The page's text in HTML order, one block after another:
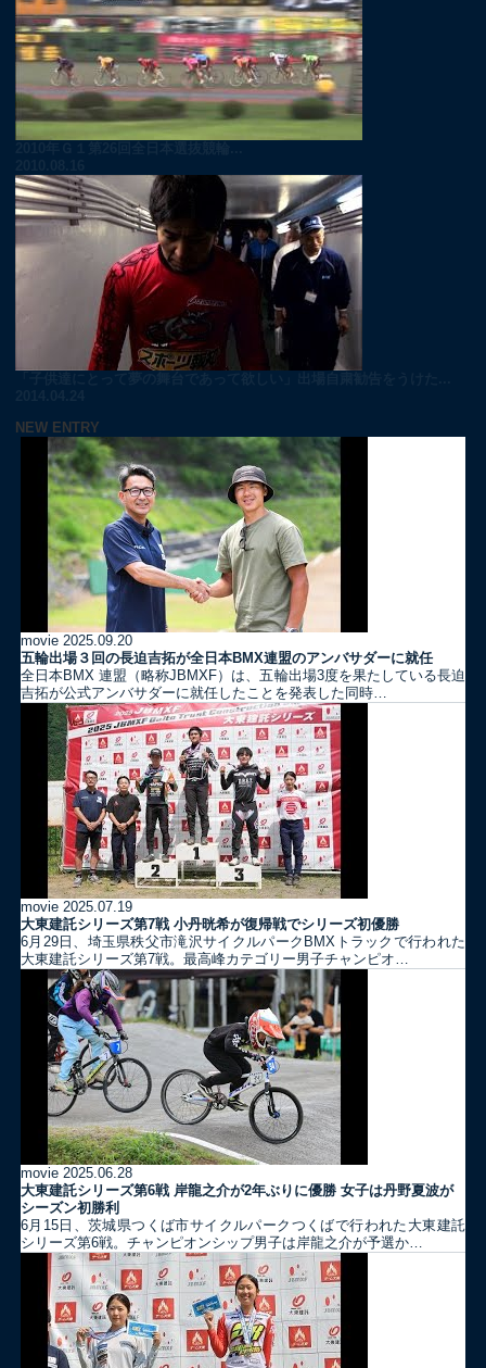
NEW ENTRY
movie 2025.09.20
五輪出場３回の長迫吉拓が全日本BMX連盟のアンバサダーに就任
全日本BMX 連盟（略称JBMXF）は、五輪出場3度を果たしている長迫
吉拓が公式アンバサダーに就任したことを発表した同時…
movie 2025.07.19
大東建託シリーズ第7戦 ⼩丹晄希が復帰戦でシリーズ初優勝
6月29日、埼玉県秩父市滝沢サイクルパークBMXトラックで行われた
大東建託シリーズ第7戦。最高峰カテゴリー男子チャンピオ…
movie 2025.06.28
大東建託シリーズ第6戦 岸龍之介が2年ぶりに優勝 女子は丹野夏波が
シーズン初勝利
6月15日、茨城県つくば市サイクルパークつくばで行われた大東建託
シリーズ第6戦。チャンピオンシップ男子は岸龍之介が予選か…